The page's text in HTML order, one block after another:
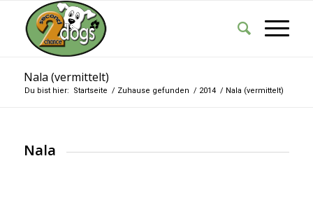
Nala (vermittelt)
Du bist hier: Startseite / Zuhause gefunden / 2014 / Nala (vermittelt)
Nala